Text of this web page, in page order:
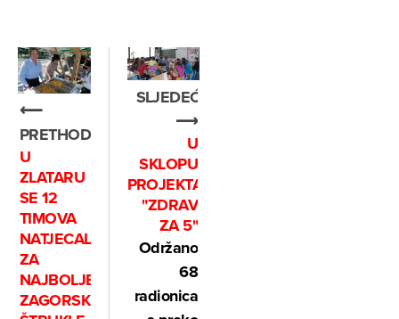
⟵
PRETHODNO
U
ZLATARU
SE 12
TIMOVA
NATJECALO
ZA
NAJBOLJE
ZAGORSKE
SLJEDEĆE
⟶
U
SKLOPU
PROJEKTA
"ZDRAV
ZA 5"
Održano
68
radionica